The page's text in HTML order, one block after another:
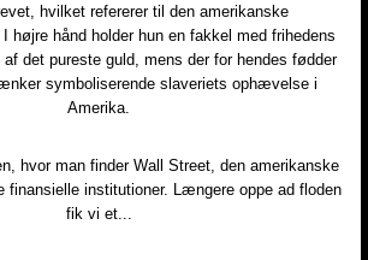
hvilket refererer til den amerikanske
højre hånd holder hun en fakkel med frihedens
det pureste guld, mens der for hendes fødder
symboliserende slaveriets ophævelse i
Amerika.
hvor man finder Wall Street, den amerikanske
finansielle institutioner. Længere oppe ad floden
fik vi et...